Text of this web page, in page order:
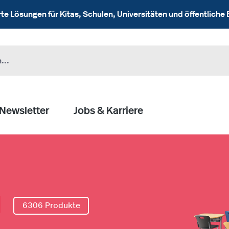
Lösungen für Kitas, Schulen, Universitäten und öffentliche
Newsletter Jobs & Karriere
6306 Produkte